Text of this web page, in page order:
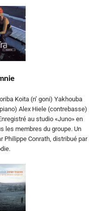
Koita (n’ goni) Yakhouba
Alex Hiele (contrebasse)
au studio «Juno» en
les membres du groupe. Un
Philippe Conrath, distribué par